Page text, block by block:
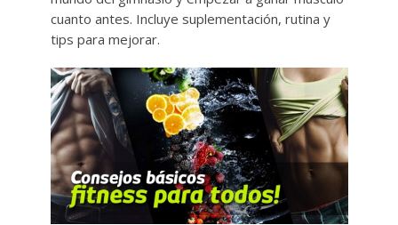
cuanto antes. Incluye suplementación, rutina y
tips para mejorar.